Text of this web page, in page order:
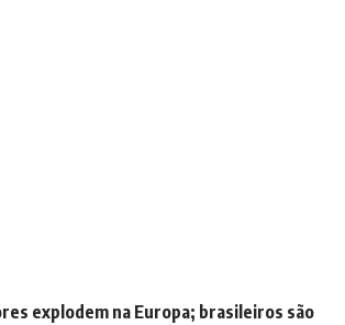
explodem na Europa; brasileiros são